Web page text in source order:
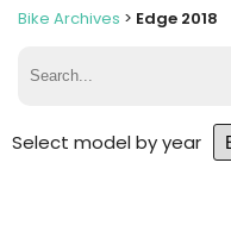
Bike Archives > Edge 2018
Select model by year